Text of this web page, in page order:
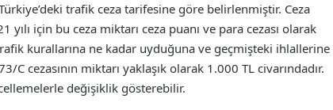
trafik ceza tarifesine göre belirlenmiştir. Ceza
için bu ceza miktarı ceza puanı ve para cezası olarak
kurallarına ne kadar uyduğuna ve geçmişteki ihlallerine
C cezasının miktarı yaklaşık olarak 1.000 TL civarındadır.
değişiklik gösterebilir.